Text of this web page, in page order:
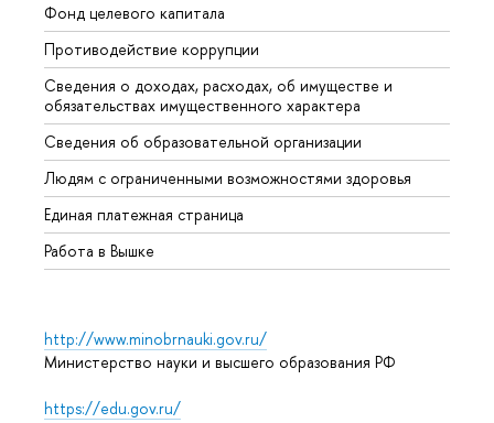
Фонд целевого капитала
Противодействие коррупции
Сведения о доходах, расходах, об имуществе и
обязательствах имущественного характера
Сведения об образовательной организации
Людям с ограниченными возможностями здоровья
Единая платежная страница
Работа в Вышке
http://www.minobrnauki.gov.ru/
Министерство науки и высшего образования РФ
https://edu.gov.ru/